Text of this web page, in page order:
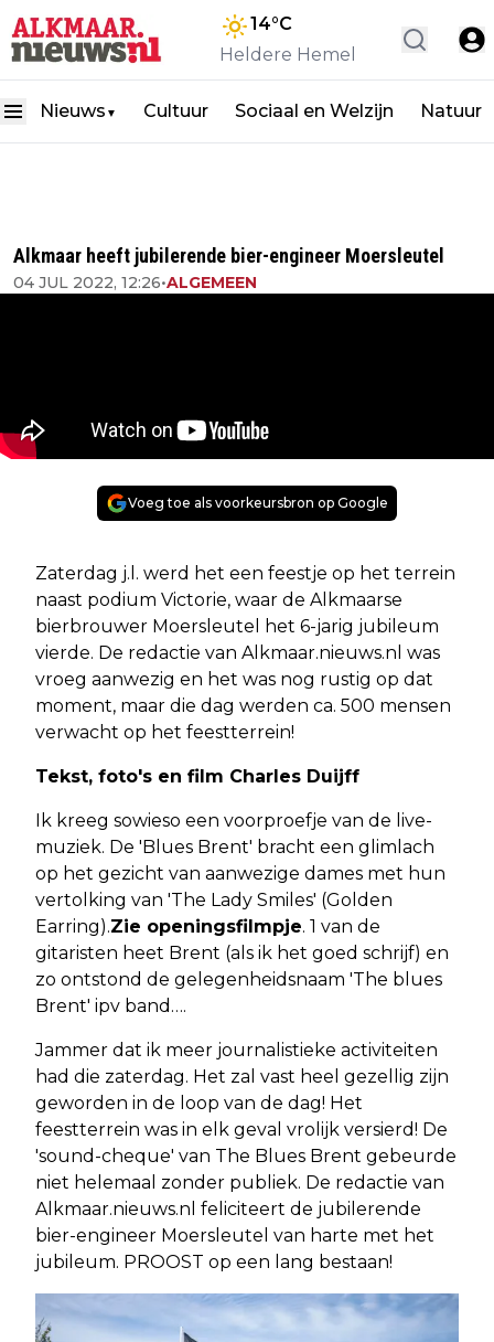
14°C
Heldere Hemel
Nieuws ▼ Cultuur Sociaal en Welzijn Natuur
Alkmaar heeft jubilerende bier-engineer Moersleutel
04 JUL 2022, 12:26•ALGEMEEN
Voeg toe als voorkeursbron op Google
Zaterdag j.l. werd het een feestje op het terrein
naast podium Victorie, waar de Alkmaarse
bierbrouwer Moersleutel het 6-jarig jubileum
vierde. De redactie van Alkmaar.nieuws.nl was
vroeg aanwezig en het was nog rustig op dat
moment, maar die dag werden ca. 500 mensen
verwacht op het feestterrein!
Tekst, foto's en film Charles Duijff
Ik kreeg sowieso een voorproefje van de live-
muziek. De 'Blues Brent' bracht een glimlach
op het gezicht van aanwezige dames met hun
vertolking van 'The Lady Smiles' (Golden
Earring).Zie openingsfilmpje. 1 van de
gitaristen heet Brent (als ik het goed schrijf) en
zo ontstond de gelegenheidsnaam 'The blues
Brent' ipv band….
Jammer dat ik meer journalistieke activiteiten
had die zaterdag. Het zal vast heel gezellig zijn
geworden in de loop van de dag! Het
feestterrein was in elk geval vrolijk versierd! De
'sound-cheque' van The Blues Brent gebeurde
niet helemaal zonder publiek. De redactie van
Alkmaar.nieuws.nl feliciteert de jubilerende
bier-engineer Moersleutel van harte met het
jubileum. PROOST op een lang bestaan!